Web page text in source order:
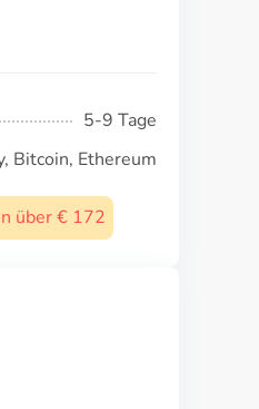
5-9 Tage
Bitcoin, Ethereum
über € 172